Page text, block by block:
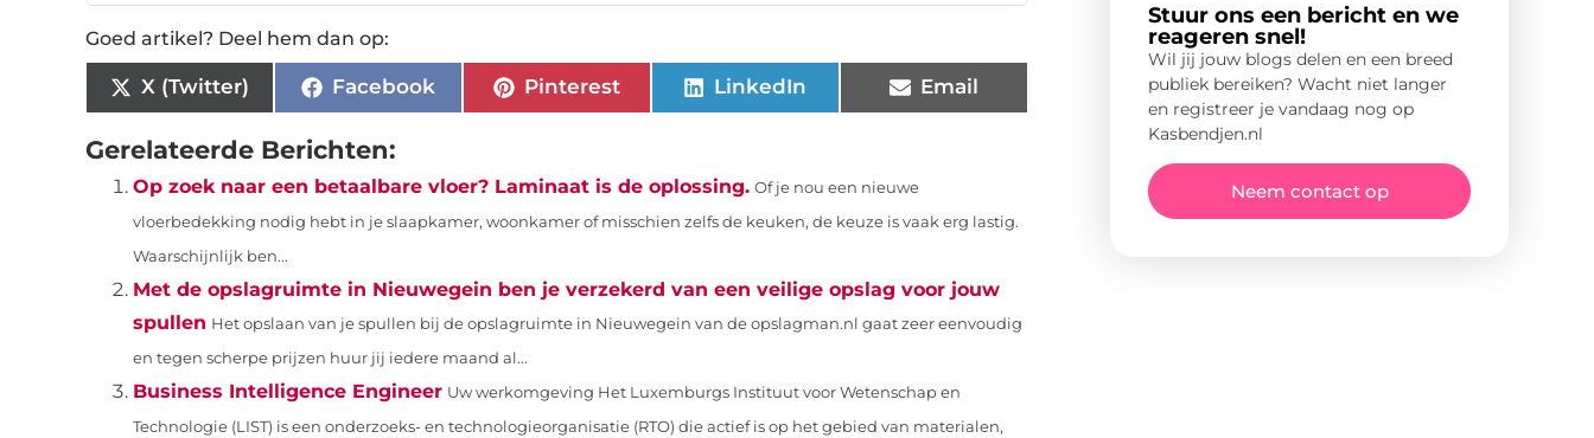
Goed artikel? Deel hem dan op:
X (Twitter) Facebook Pinterest LinkedIn Email
Gerelateerde Berichten:
Op zoek naar een betaalbare vloer? Laminaat is de oplossing. Of je nou een nieuwe
vloerbedekking nodig hebt in je slaapkamer, woonkamer of misschien zelfs de keuken, de keuze is vaak erg lastig.
Waarschijnlijk ben...
Met de opslagruimte in Nieuwegein ben je verzekerd van een veilige opslag voor jouw
spullen Het opslaan van je spullen bij de opslagruimte in Nieuwegein van de opslagman.nl gaat zeer eenvoudig
en tegen scherpe prijzen huur jij iedere maand al...
Business Intelligence Engineer Uw werkomgeving Het Luxemburgs Instituut voor Wetenschap en
Technologie (LIST) is een onderzoeks- en technologieorganisatie (RTO) die actief is op het gebied van materialen,
Stuur ons een bericht en we
reageren snel!
Wil jij jouw blogs delen en een breed
publiek bereiken? Wacht niet langer
en registreer je vandaag nog op
Kasbendjen.nl
Neem contact op